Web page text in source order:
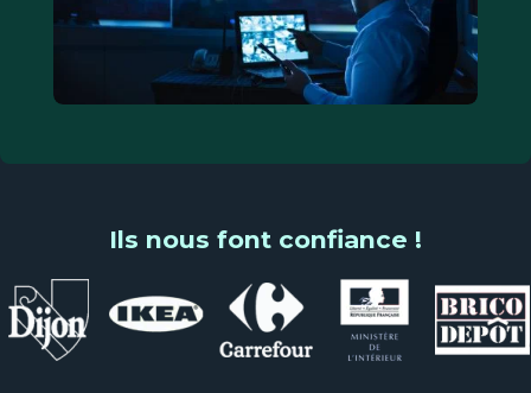
Ils nous font confiance !